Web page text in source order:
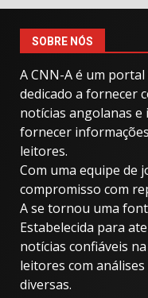
SOBRE NÓS
A CNN-A é um
dedicado a fornecer
notícias angolanas
fornecer
leitores.
Com uma equipe de
compromisso com
A se tornou uma
Estabelecida para
notícias confiáveis
leitores com
diversas.